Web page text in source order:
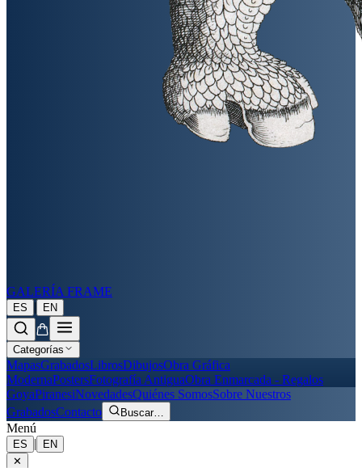
GALERÍA FRAME
ES | EN
Categorías
MapasGrabadosLibrosDibujosObra Gráfica
ModernaPostersFotografía AntiguaObra Enmarcada - Regalos
GoyaPiranesiNovedadesQuiénes SomosSobre Nuestros
GrabadosContacto Buscar…
Menú
ES |
EN
✕